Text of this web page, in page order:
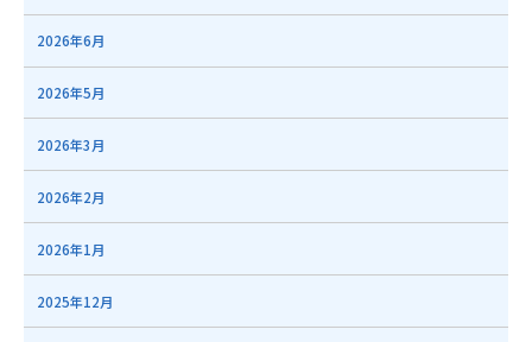
2026年6月
2026年5月
2026年3月
2026年2月
2026年1月
2025年12月